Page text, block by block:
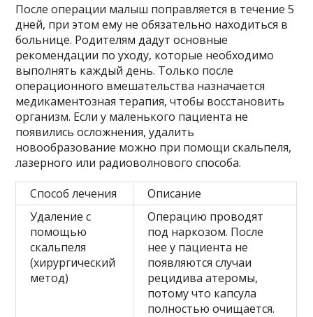
После операции малыш поправляется в течение 5
дней, при этом ему не обязательно находиться в
больнице. Родителям дадут основные
рекомендации по уходу, которые необходимо
выполнять каждый день. Только после
операционного вмешательства назначается
медикаментозная терапия, чтобы восстановить
организм. Если у маленького пациента не
появились осложнения, удалить
новообразование можно при помощи скальпеля,
лазерного или радиоволнового способа.
Способ лечения
Описание
Удаление с
помощью
скальпеля
(хирургический
метод)
Операцию проводят
под наркозом. После
нее у пациента не
появляются случаи
рецидива атеромы,
потому что капсула
полностью очищается.